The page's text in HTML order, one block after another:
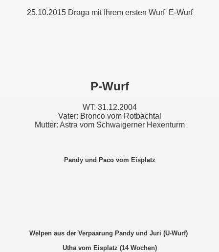
25.10.2015 Draga mit Ihrem ersten Wurf E-Wurf
P-Wurf
WT: 31.12.2004
Vater: Bronco vom Rotbachtal
Mutter: Astra vom Schwaigerner Hexenturm
Pandy und Paco vom Eisplatz
Welpen aus der Verpaarung Pandy und Juri (U-Wurf)
Utha vom Eisplatz (14 Wochen)